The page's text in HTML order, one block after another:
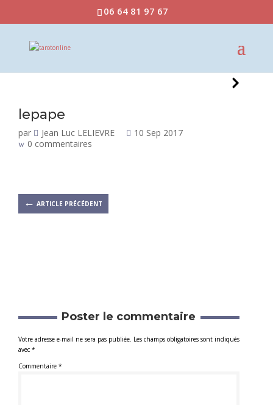
06 64 81 97 67
lepape
par Jean Luc LELIEVRE
10 Sep 2017
0 commentaires
← ARTICLE PRÉCÉDENT
Poster le commentaire
Votre adresse e-mail ne sera pas publiée. Les champs obligatoires sont indiqués
avec *
Commentaire *